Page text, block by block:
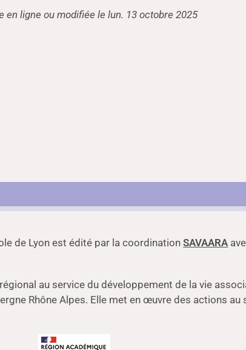
en ligne ou modifiée le lun. 13 octobre 2025
de Lyon est édité par la coordinationSAVAARA
au service du développement de la vie
Rhône Alpes. Elle met en œuvre des actions